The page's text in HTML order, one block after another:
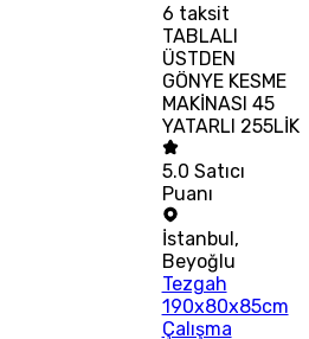
6 taksit
TABLALI
ÜSTDEN
GÖNYE KESME
MAKİNASI 45
YATARLI 255LİK
5.0 Satıcı
Puanı
İstanbul,
Beyoğlu
Tezgah
190x80x85cm
Çalışma